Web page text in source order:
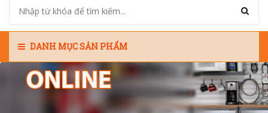
DANH MỤC SẢN PHẨM